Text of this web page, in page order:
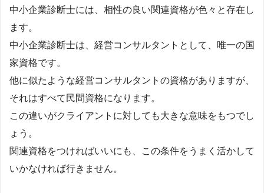
中小企業診断士には、相性の良い関連資格が色々と存在し
ます。
中小企業診断士は、経営コンサルタントとして、唯一の国
家資格です。
他に似たような経営コンサルタントの資格がありますが、
それはすべて民間資格になります。
この違いがクライアントに対しても大きな意味をもつでし
ょう。
関連資格をつければいいにも、この条件をうまく活かして
いかなければ行きません。